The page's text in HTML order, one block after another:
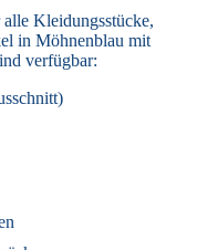
Kleidungsstücke,
in Möhnenblau mit
verfügbar: